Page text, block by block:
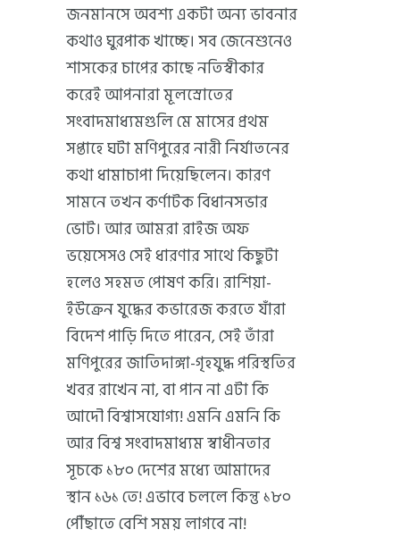
জনমানসে অবশ্য একটা অন্য ভাবনার
কথাও ঘুরপাক খাচ্ছে। সব জেনেশুনেও
শাসকের চাপের কাছে নতিস্বীকার
করেই আপনারা মূলস্রোতের
সংবাদমাধ্যমগুলি মে মাসের প্রথম
সপ্তাহে ঘটা মণিপুরের নারী নির্যাতনের
কথা ধামাচাপা দিয়েছিলেন। কারণ
সামনে তখন কর্ণাটক বিধানসভার
ভোট। আর আমরা রাইজ অফ
ভয়েসেসও সেই ধারণার সাথে কিছুটা
হলেও সহমত পোষণ করি। রাশিয়া-
ইউক্রেন যুদ্ধের কভারেজ করতে যাঁরা
বিদেশ পাড়ি দিতে পারেন, সেই তাঁরা
মণিপুরের জাতিদাঙ্গা-গৃহযুদ্ধ পরিস্থতির
খবর রাখেন না, বা পান না এটা কি
আদৌ বিশ্বাসযোগ্য! এমনি এমনি কি
আর বিশ্ব সংবাদমাধ্যম স্বাধীনতার
সূচকে ১৮০ দেশের মধ্যে আমাদের
স্থান ১৬১ তে! এভাবে চললে কিন্তু ১৮০
পৌঁছাতে বেশি সময় লাগবে না!